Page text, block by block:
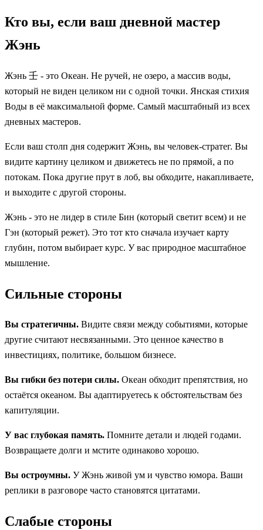
Кто вы, если ваш дневной мастер
Жэнь
Жэнь 壬 - это Океан. Не ручей, не озеро, а массив воды,
который не виден целиком ни с одной точки. Янская стихия
Воды в её максимальной форме. Самый масштабный из всех
дневных мастеров.
Если ваш столп дня содержит Жэнь, вы человек-стратег. Вы
видите картину целиком и движетесь не по прямой, а по
потокам. Пока другие прут в лоб, вы обходите, накапливаете,
и выходите с другой стороны.
Жэнь - это не лидер в стиле Бин (который светит всем) и не
Гэн (который режет). Это тот кто сначала изучает карту
глубин, потом выбирает курс. У вас природное масштабное
мышление.
Сильные стороны
Вы стратегичны. Видите связи между событиями, которые
другие считают несвязанными. Это ценное качество в
инвестициях, политике, большом бизнесе.
Вы гибки без потери силы. Океан обходит препятствия, но
остаётся океаном. Вы адаптируетесь к обстоятельствам без
капитуляции.
У вас глубокая память. Помните детали и людей годами.
Возвращаете долги и мстите одинаково хорошо.
Вы остроумны. У Жэнь живой ум и чувство юмора. Ваши
реплики в разговоре часто становятся цитатами.
Слабые стороны